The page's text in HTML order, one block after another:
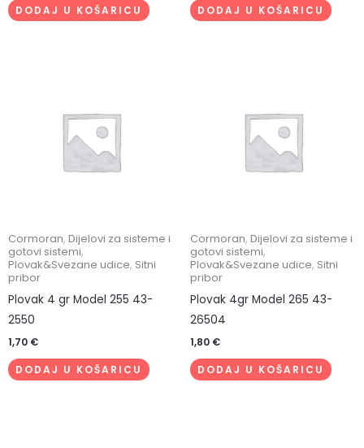
DODAJ U KOŠARICU DODAJ U KOŠARICU
Cormoran, Dijelovi za sisteme i
gotovi sistemi,
Plovak&Svezane udice, Sitni
pribor
Plovak 4 gr Model 255 43-
2550
1,70 €
DODAJ U KOŠARICU
Cormoran, Dijelovi za sisteme i
gotovi sistemi,
Plovak&Svezane udice, Sitni
pribor
Plovak 4gr Model 265 43-
26504
1,80 €
DODAJ U KOŠARICU